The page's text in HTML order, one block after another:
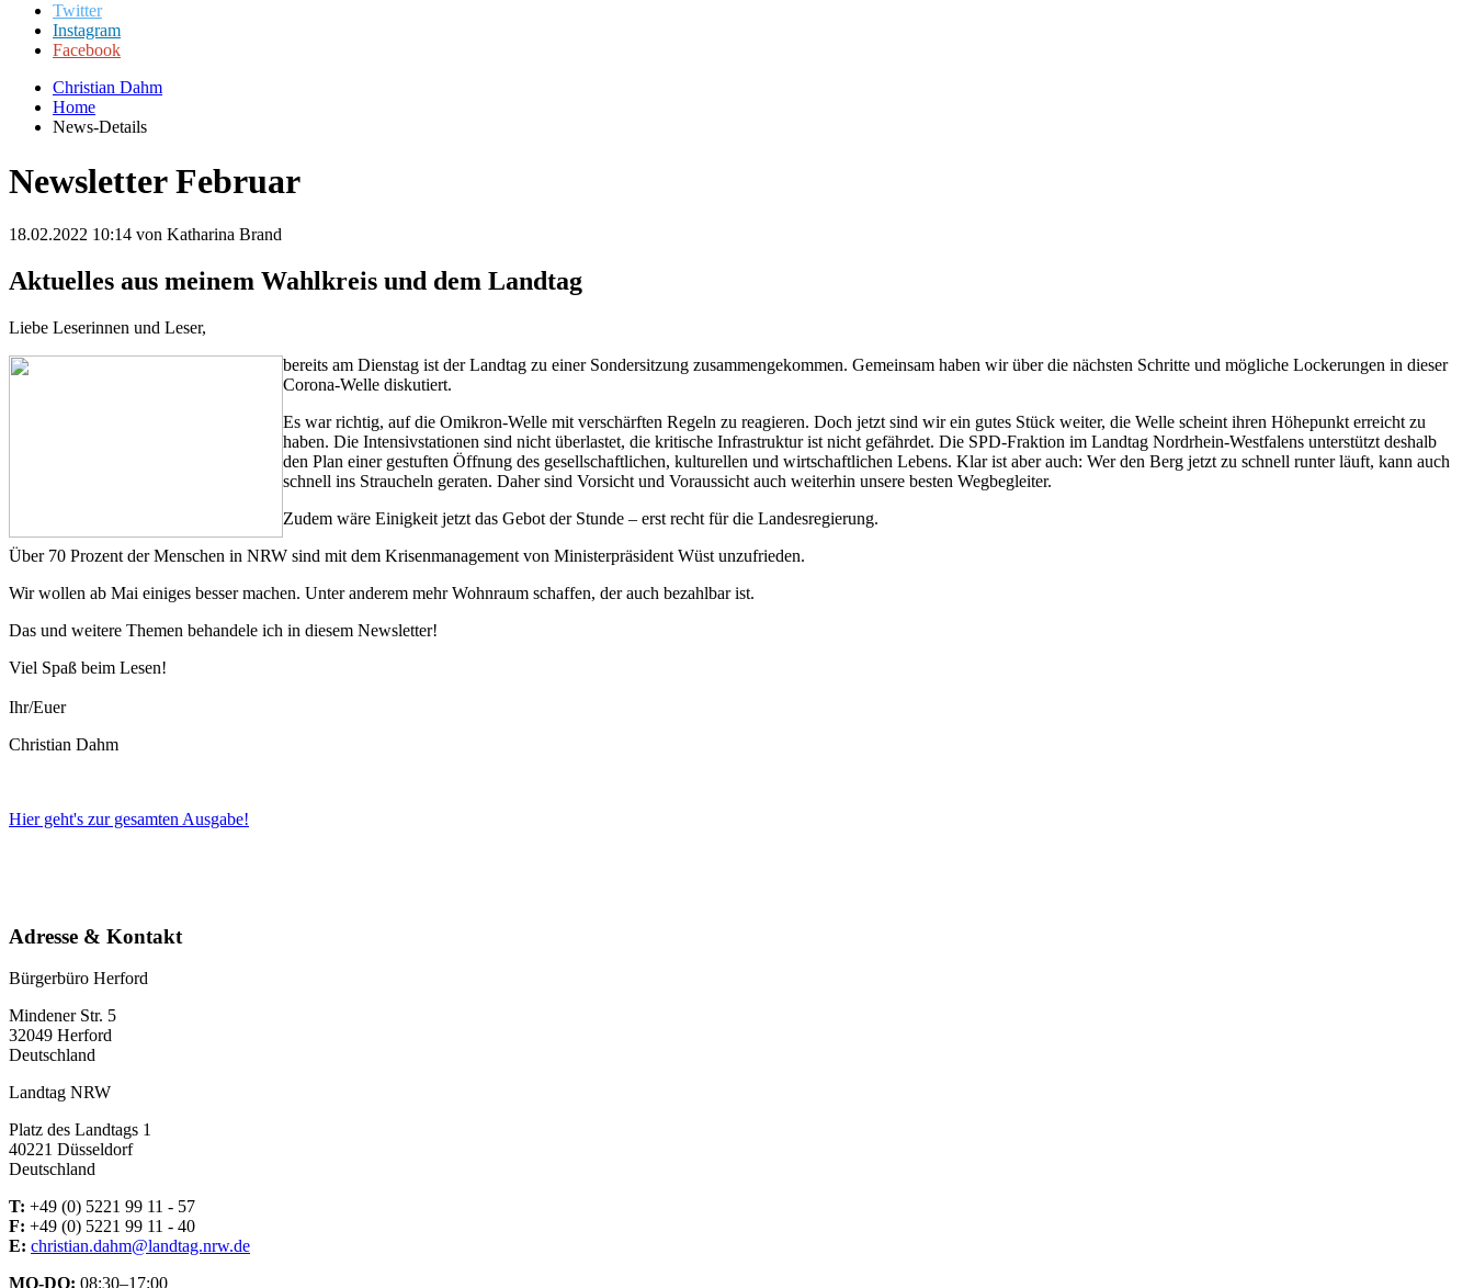
Twitter
Instagram
Facebook
Christian Dahm
Home
News-Details
Newsletter Februar
18.02.2022 10:14 von Katharina Brand
Aktuelles aus meinem Wahlkreis und dem Landtag
Liebe Leserinnen und Leser,
bereits am Dienstag ist der Landtag zu einer Sondersitzung zusammengekommen. Gemeinsam haben wir über die nächsten Schritte und mögliche Lockerungen in dieser
Corona-Welle diskutiert.
Es war richtig, auf die Omikron-Welle mit verschärften Regeln zu reagieren. Doch jetzt sind wir ein gutes Stück weiter, die Welle scheint ihren Höhepunkt erreicht zu
haben. Die Intensivstationen sind nicht überlastet, die kritische Infrastruktur ist nicht gefährdet. Die SPD-Fraktion im Landtag Nordrhein-Westfalens unterstützt deshalb
den Plan einer gestuften Öffnung des gesellschaftlichen, kulturellen und wirtschaftlichen Lebens. Klar ist aber auch: Wer den Berg jetzt zu schnell runter läuft, kann auch
schnell ins Straucheln geraten. Daher sind Vorsicht und Voraussicht auch weiterhin unsere besten Wegbegleiter.
Zudem wäre Einigkeit jetzt das Gebot der Stunde – erst recht für die Landesregierung.
Über 70 Prozent der Menschen in NRW sind mit dem Krisenmanagement von Ministerpräsident Wüst unzufrieden.
Wir wollen ab Mai einiges besser machen. Unter anderem mehr Wohnraum schaffen, der auch bezahlbar ist.
Das und weitere Themen behandele ich in diesem Newsletter!
Viel Spaß beim Lesen!
Ihr/Euer
Christian Dahm
Hier geht's zur gesamten Ausgabe!
Adresse & Kontakt
Bürgerbüro Herford
Mindener Str. 5
32049 Herford
Deutschland
Landtag NRW
Platz des Landtags 1
40221 Düsseldorf
Deutschland
T: +49 (0) 5221 99 11 - 57
F: +49 (0) 5221 99 11 - 40
E: christian.dahm@landtag.nrw.de
MO-DO: 08:30–17:00